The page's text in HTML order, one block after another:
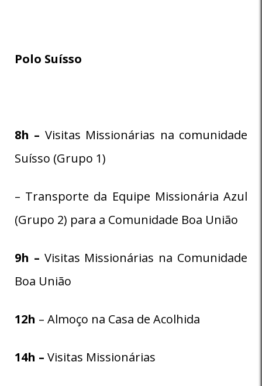
Polo Suísso
8h – Visitas Missionárias na comunidade
Suísso (Grupo 1)
– Transporte da Equipe Missionária Azul
(Grupo 2) para a Comunidade Boa União
9h – Visitas Missionárias na Comunidade
Boa União
12h – Almoço na Casa de Acolhida
14h – Visitas Missionárias